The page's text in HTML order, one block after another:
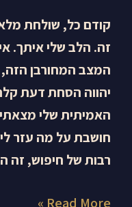
קודם כל, שולחת
זה. הלב שלי איתך.
המצב המחורבן
יהווה הסחת דעת
חושבת על מה עזר
רבות של חיפוש, זה
Read More »